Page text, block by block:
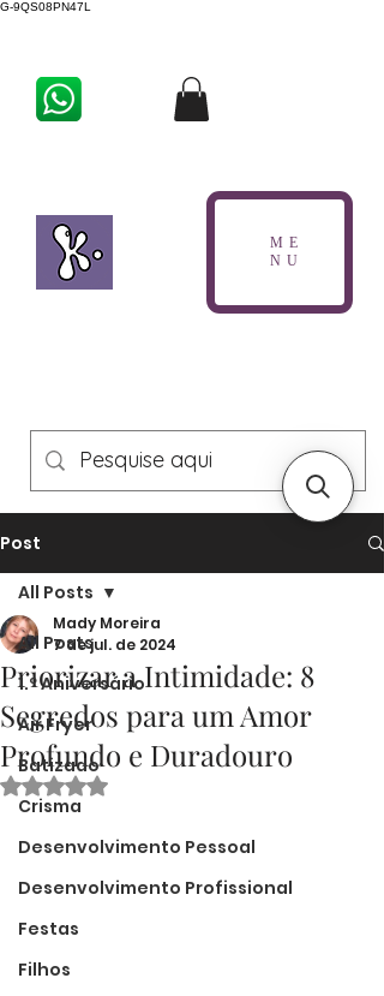
G-9QS08PN47L
ME
NU
Post
All Posts
1.º Aniversário
Air Fryer
Batizado
Crisma
Desenvolvimento Pessoal
Desenvolvimento Profissional
Festas
Filhos
All Posts
Priorizar a Intimidade: 8
Segredos para um Amor
Profundo e Duradouro
Mady Moreira
7 de jul. de 2024
Avaliado com NaN de 5 estrelas.